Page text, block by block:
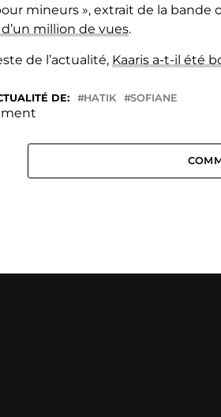
mineurs », extrait de la bande
million de vues.
de l’actualité, Kaaris a-t-il été
DE: HATIK SOFIANE